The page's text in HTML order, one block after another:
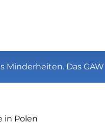
Das
in Polen